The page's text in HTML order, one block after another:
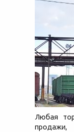
Любая